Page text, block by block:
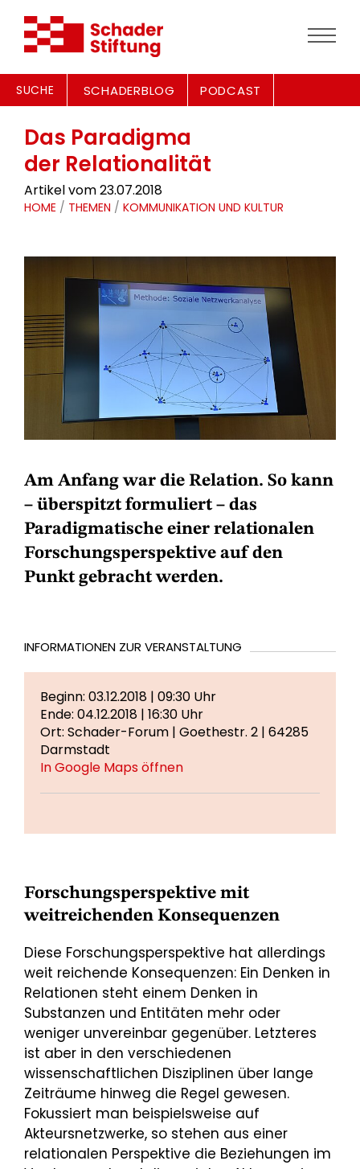
SUCHE SCHADERBLOG PODCAST
Das Paradigma
der Relationalität
Artikel vom 23.07.2018
HOME / THEMEN / KOMMUNIKATION UND KULTUR
Am Anfang war die Relation. So kann
– überspitzt formuliert – das
Paradigmatische einer relationalen
Forschungsperspektive auf den
Punkt gebracht werden.
INFORMATIONEN ZUR VERANSTALTUNG
Beginn: 03.12.2018 | 09:30 Uhr
Ende: 04.12.2018 | 16:30 Uhr
Ort: Schader-Forum | Goethestr. 2 | 64285
Darmstadt
In Google Maps öffnen
Forschungsperspektive mit
weitreichenden Konsequenzen
Diese Forschungsperspektive hat allerdings
weit reichende Konsequenzen: Ein Denken in
Relationen steht einem Denken in
Substanzen und Entitäten mehr oder
weniger unvereinbar gegenüber. Letzteres
ist aber in den verschiedenen
wissenschaftlichen Disziplinen über lange
Zeiträume hinweg die Regel gewesen.
Fokussiert man beispielsweise auf
Akteursnetzwerke, so stehen aus einer
relationalen Perspektive die Beziehungen im